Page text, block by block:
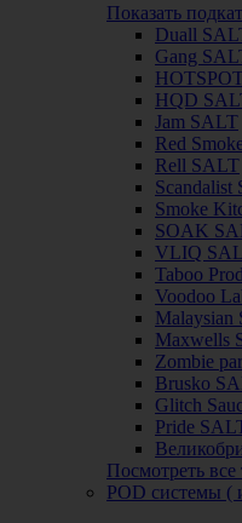
Показать
Duall
Gang
HQD
Jam SALT
Red
Rell SALT
Scandalist
Smoke
SOAK
VLIQ
Taboo
Voodoo
Malaysian
Maxwells
Zombie
Brusko
Glitch
Pride
Посмотреть все
POD системы (